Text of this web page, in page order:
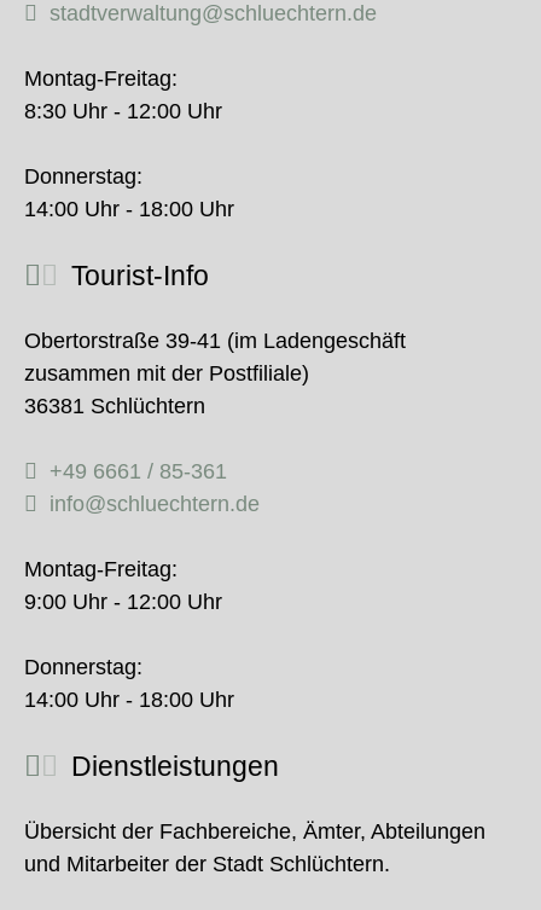
stadtverwaltung@schluechtern.de
Montag-Freitag:
8:30 Uhr - 12:00 Uhr
Donnerstag:
14:00 Uhr - 18:00 Uhr
Tourist-Info
Obertorstraße 39-41 (im Ladengeschäft
zusammen mit der Postfiliale)
36381 Schlüchtern
+49 6661 / 85-361
info@schluechtern.de
Montag-Freitag:
9:00 Uhr - 12:00 Uhr
Donnerstag:
14:00 Uhr - 18:00 Uhr
Dienstleistungen
Übersicht der Fachbereiche, Ämter, Abteilungen
und Mitarbeiter der Stadt Schlüchtern.